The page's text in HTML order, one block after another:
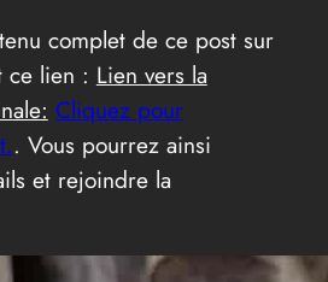
complet de ce post sur
ce lien : Lien vers la
Cliquez pour
. Vous pourrez ainsi
et rejoindre la